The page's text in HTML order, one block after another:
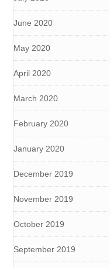
June 2020
May 2020
April 2020
March 2020
February 2020
January 2020
December 2019
November 2019
October 2019
September 2019